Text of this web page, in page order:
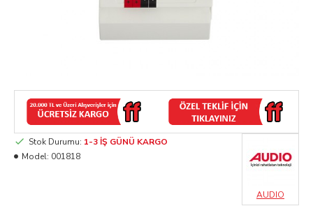
Stok Durumu: 1-3 İŞ GÜNÜ KARGO
Model: 001818
AUDIO